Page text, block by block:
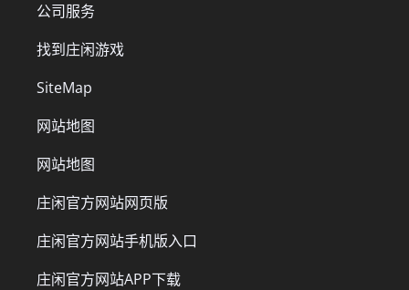
公司服务
找到庄闲游戏
SiteMap
网站地图
网站地图
庄闲官方网站网页版
庄闲官方网站手机版入口
庄闲官方网站APP下载